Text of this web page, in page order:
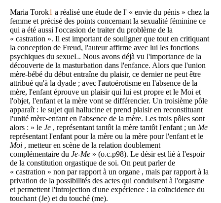
Maria Torok1 a réalisé une étude de l' « envie du pénis » chez la
femme et précisé des points concernant la sexualité féminine ce
qui a été aussi l'occasion de traiter du problème de la
« castration ». Il est important de souligner que tout en critiquant
la conception de Freud, l'auteur affirme avec lui les fonctions
psychiques du sexueL. Nous avons déjà vu l'importance de la
découverte de la masturbation dans l'enfance. Alors que l'union
mère-bébé du début entraîne du plaisir, ce dernier ne peut être
attribué qu'à la dyade ; avec l'autoérotisme en l'absence de la
mère, l'enfant éprouve un plaisir qui lui est propre et le Moi et
l'objet, l'enfant et la mère vont se différencier. Un troisième pôle
apparaît : le sujet qui hallucine et prend plaisir en reconstituant
l'unité mère-enfant en l'absence de la mère. Les trois pôles sont
alors : » le Je , représentant tantôt la mère tantôt l'enfant ; un Me
représentant l'enfant pour la mère ou la mère pour l'enfant et le
Moi , metteur en scène de la relation doublement
complémentaire du Je-Me » (o.c.p98). Le désir est lié à l'espoir
de la constitution orgastique de soi. On peut parler de
« castration » non par rapport à un organe , mais par rapport à la
privation de la possibilités des actes qui conduisent à l'orgasme
et permettent l'introjection d'une expérience : la coïncidence du
touchant (Je) et du touché (me).